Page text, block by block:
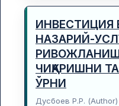
ИНВЕСТИЦИЯ
НАЗАРИЙ-
ЧИҚАРИШНИ
ЎРНИ
Дусбоев Р.Р. (Author)